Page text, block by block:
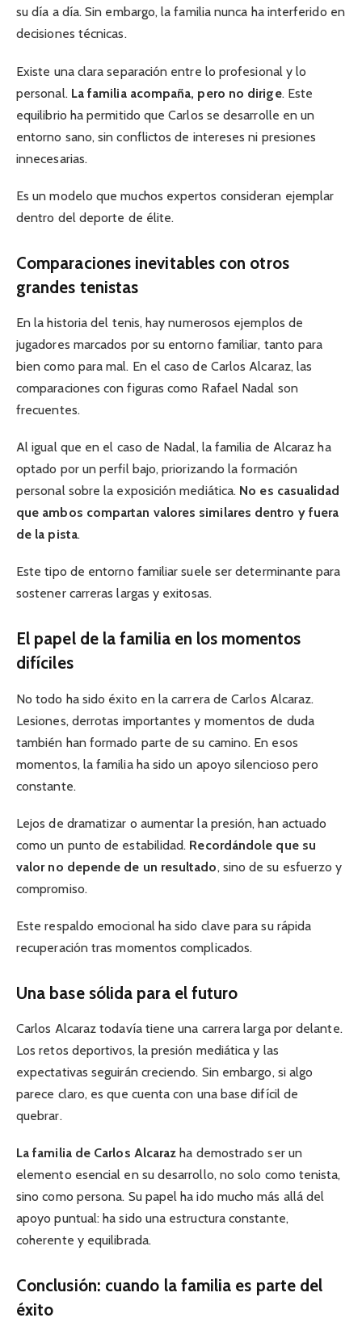
su día a día. Sin embargo, la familia nunca ha interferido en
decisiones técnicas.
Existe una clara separación entre lo profesional y lo
personal. La familia acompaña, pero no dirige. Este
equilibrio ha permitido que Carlos se desarrolle en un
entorno sano, sin conflictos de intereses ni presiones
innecesarias.
Es un modelo que muchos expertos consideran ejemplar
dentro del deporte de élite.
Comparaciones inevitables con otros
grandes tenistas
En la historia del tenis, hay numerosos ejemplos de
jugadores marcados por su entorno familiar, tanto para
bien como para mal. En el caso de Carlos Alcaraz, las
comparaciones con figuras como Rafael Nadal son
frecuentes.
Al igual que en el caso de Nadal, la familia de Alcaraz ha
optado por un perfil bajo, priorizando la formación
personal sobre la exposición mediática. No es casualidad
que ambos compartan valores similares dentro y fuera
de la pista.
Este tipo de entorno familiar suele ser determinante para
sostener carreras largas y exitosas.
El papel de la familia en los momentos
difíciles
No todo ha sido éxito en la carrera de Carlos Alcaraz.
Lesiones, derrotas importantes y momentos de duda
también han formado parte de su camino. En esos
momentos, la familia ha sido un apoyo silencioso pero
constante.
Lejos de dramatizar o aumentar la presión, han actuado
como un punto de estabilidad. Recordándole que su
valor no depende de un resultado, sino de su esfuerzo y
compromiso.
Este respaldo emocional ha sido clave para su rápida
recuperación tras momentos complicados.
Una base sólida para el futuro
Carlos Alcaraz todavía tiene una carrera larga por delante.
Los retos deportivos, la presión mediática y las
expectativas seguirán creciendo. Sin embargo, si algo
parece claro, es que cuenta con una base difícil de
quebrar.
La familia de Carlos Alcaraz ha demostrado ser un
elemento esencial en su desarrollo, no solo como tenista,
sino como persona. Su papel ha ido mucho más allá del
apoyo puntual: ha sido una estructura constante,
coherente y equilibrada.
Conclusión: cuando la familia es parte del
éxito